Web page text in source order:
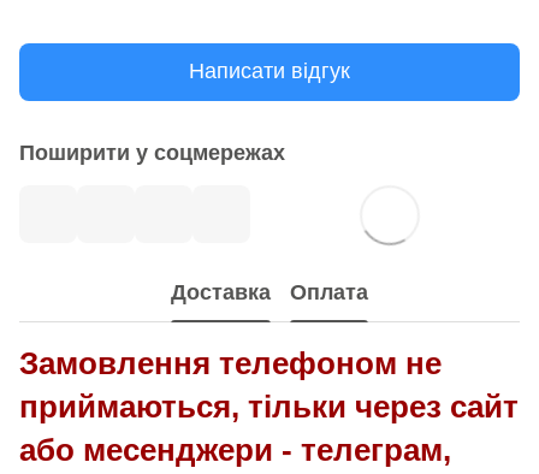
Написати відгук
Поширити у соцмережах
Доставка Оплата
Замовлення телефоном не
приймаються, тільки через сайт
або месенджери - телеграм,